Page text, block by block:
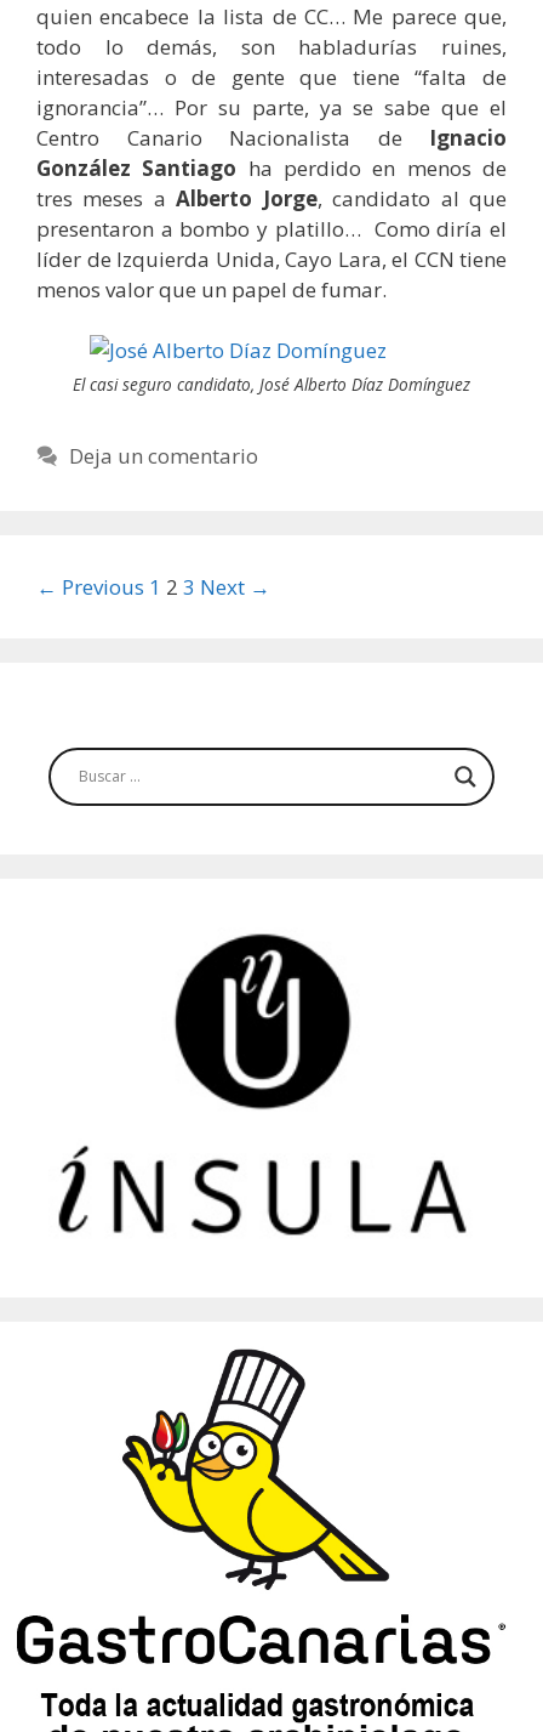
quien encabece la lista de CC… Me parece que,
todo lo demás, son habladurías ruines,
interesadas o de gente que tiene “falta de
ignorancia”… Por su parte, ya se sabe que el
Centro Canario Nacionalista de Ignacio
González Santiago ha perdido en menos de
tres meses aAlberto Jorge, candidato al que
presentaron a bombo y platillo… Como diría el
líder de Izquierda Unida, Cayo Lara, el CCN tiene
menos valor que un papel de fumar.
El casi seguro candidato, José Alberto Díaz Domínguez
Deja un comentario
Post
← Previous 1 2 3 Next →